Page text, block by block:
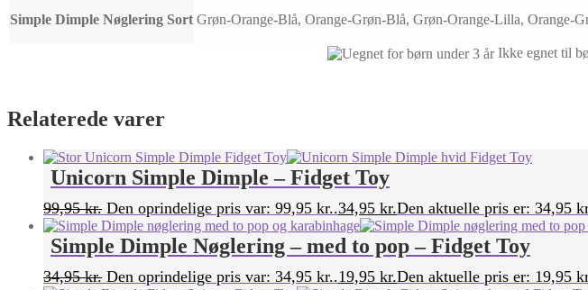
Simple Dimple Nøglering Sort Grøn-Orange-Blå, Orange-Grøn-Blå, Grøn-Orange-Lilla, Orange-
Ikke egnet til
Relaterede varer
Unicorn Simple Dimple – Fidget Toy
99,95kr. Den oprindelige pris var: 99,95 kr..34,95 kr.Den aktuelle pris er: 34,95
Simple Dimple Nøglering – med to pop – Fidget Toy
34,95kr. Den oprindelige pris var: 34,95 kr..19,95 kr.Den aktuelle pris er: 19,95